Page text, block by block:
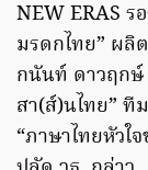
NEW ERAS ร
มรดกไทย” ผลิ
กนันท์ ดาวฤกษ์
สา(ส์)นไทย” ที
“ภาษาไทยหัวใ